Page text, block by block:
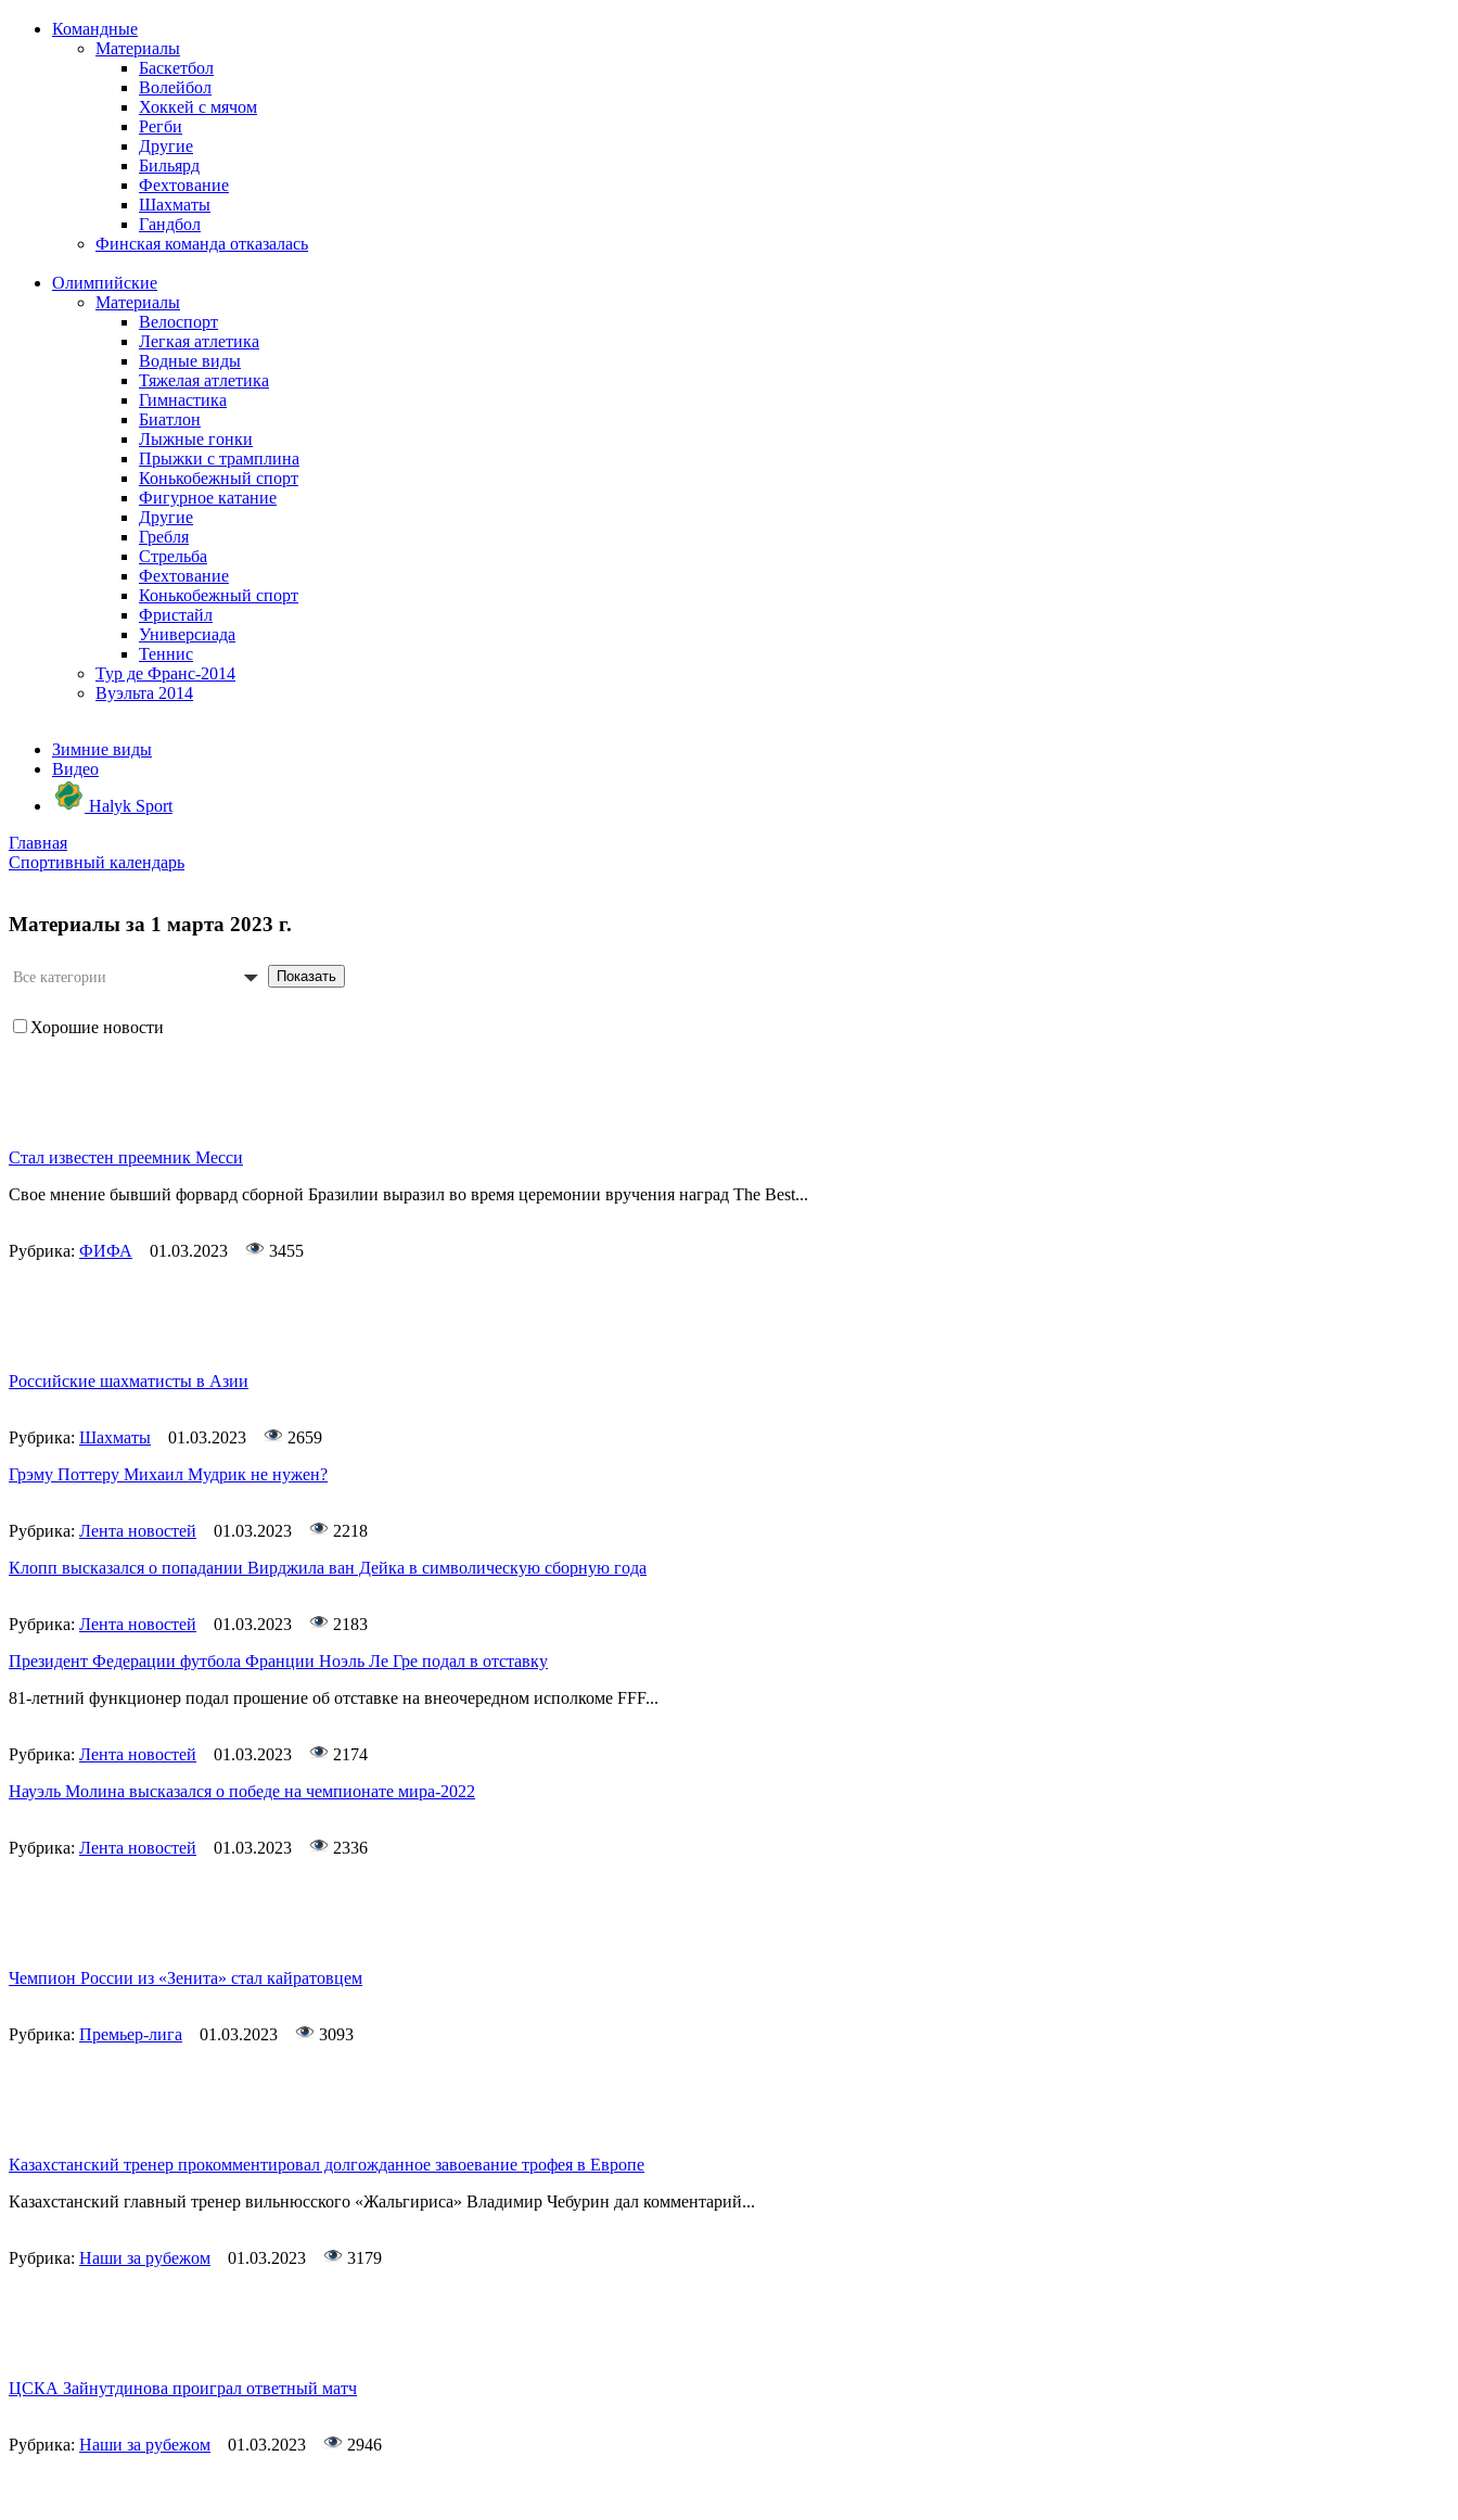
Командные
Материалы
Баскетбол
Волейбол
Хоккей с мячом
Регби
Другие
Бильярд
Фехтование
Шахматы
Гандбол
Финская команда отказалась
Олимпийские
Материалы
Велоспорт
Легкая атлетика
Водные виды
Тяжелая атлетика
Гимнастика
Биатлон
Лыжные гонки
Прыжки с трамплина
Конькобежный спорт
Фигурное катание
Другие
Гребля
Стрельба
Фехтование
Конькобежный спорт
Фристайл
Универсиада
Теннис
Тур де Франс-2014
Вуэльта 2014
Зимние виды
Видео
Halyk Sport
Главная
Спортивный календарь
Материалы за 1 марта 2023 г.
Все категории Показать
Хорошие новости
Стал известен преемник Месси
Свое мнение бывший форвард сборной Бразилии выразил во время церемонии вручения наград The Best...
Рубрика: ФИФА 01.03.2023 3455
Российские шахматисты в Азии
Рубрика: Шахматы 01.03.2023
2659
Грэму Поттеру Михаил Мудрик не нужен?
Рубрика: Лента новостей 01.03.2023
2218
Клопп высказался о попадании Вирджила ван Дейка в символическую сборную года
Рубрика: Лента новостей 01.03.2023
2183
Президент Федерации футбола Франции Ноэль Ле Гре подал в отставку
81-летний функционер подал прошение об отставке на внеочередном исполкоме FFF...
Рубрика: Лента новостей 01.03.2023
2174
Науэль Молина высказался о победе на чемпионате мира-2022
Рубрика: Лента новостей 01.03.2023 2336
Чемпион России из «Зенита» стал кайратовцем
Рубрика: Премьер-лига 01.03.2023 3093
Казахстанский тренер прокомментировал долгожданное завоевание трофея в Европе
Казахстанский главный тренер вильнюсского «Жальгириса» Владимир Чебурин дал комментарий...
Рубрика: Наши за рубежом 01.03.2023 3179
ЦСКА Зайнутдинова проиграл ответный матч
Рубрика: Наши за рубежом 01.03.2023 2946